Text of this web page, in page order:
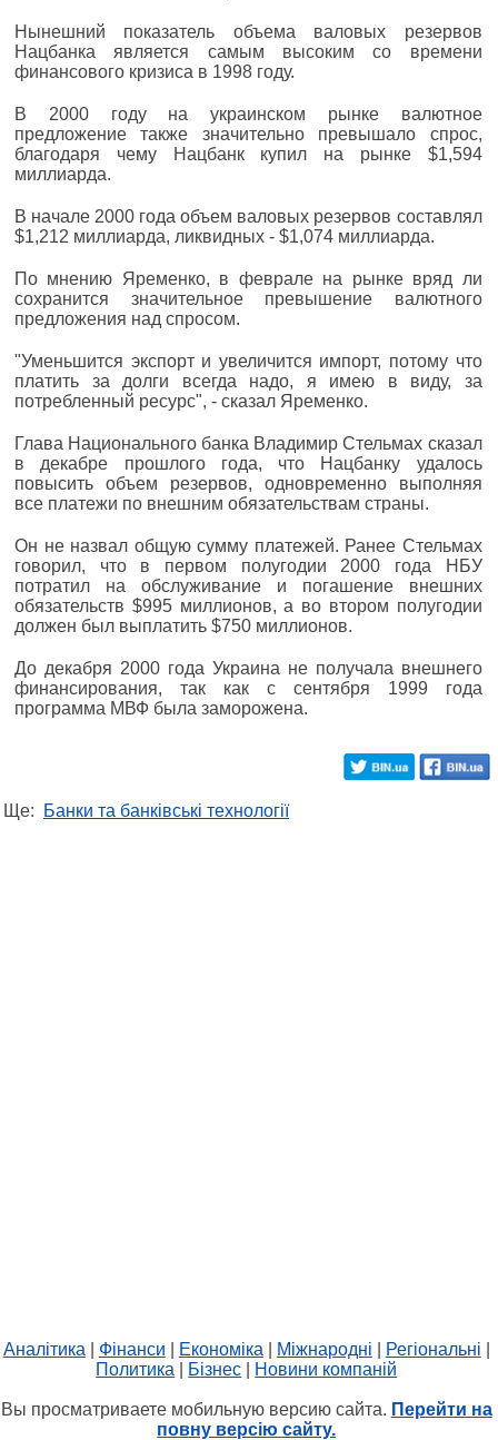
Нынешний показатель объема валовых резервов
Нацбанка является самым высоким со времени
финансового кризиса в 1998 году.
В 2000 году на украинском рынке валютное
предложение также значительно превышало спрос,
благодаря чему Нацбанк купил на рынке $1,594
миллиарда.
В начале 2000 года объем валовых резервов составлял
$1,212 миллиарда, ликвидных - $1,074 миллиарда.
По мнению Яременко, в феврале на рынке вряд ли
сохранится значительное превышение валютного
предложения над спросом.
"Уменьшится экспорт и увеличится импорт, потому что
платить за долги всегда надо, я имею в виду, за
потребленный ресурс", - сказал Яременко.
Глава Национального банка Владимир Стельмах сказал
в декабре прошлого года, что Нацбанку удалось
повысить объем резервов, одновременно выполняя
все платежи по внешним обязательствам страны.
Он не назвал общую сумму платежей. Ранее Стельмах
говорил, что в первом полугодии 2000 года НБУ
потратил на обслуживание и погашение внешних
обязательств $995 миллионов, а во втором полугодии
должен был выплатить $750 миллионов.
До декабря 2000 года Украина не получала внешнего
финансирования, так как с сентября 1999 года
программа МВФ была заморожена.
Ще: Банки та банківські технології
Аналітика Фінанси Економіка Міжнародні Регіональні
Политика
Бізнес Новини компаній
Вы просматриваете мобильную версию сайта. Перейти на
повну версію сайту.